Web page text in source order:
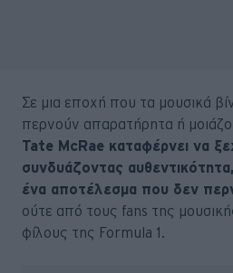
Σε μια εποχή που τα μουσικά
περνούν απαρατήρητα ή
Tate McRae καταφέρνει να
συνδυάζοντας
ένα αποτέλεσμα που δεν
ούτε από τους fans της
φίλους της Formula 1.